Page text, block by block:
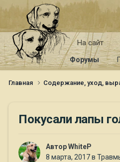
На сайт
Форумы
Главная Содержание, уход,
Покусали лапы
АвторWhiteP
8 марта, 2017в